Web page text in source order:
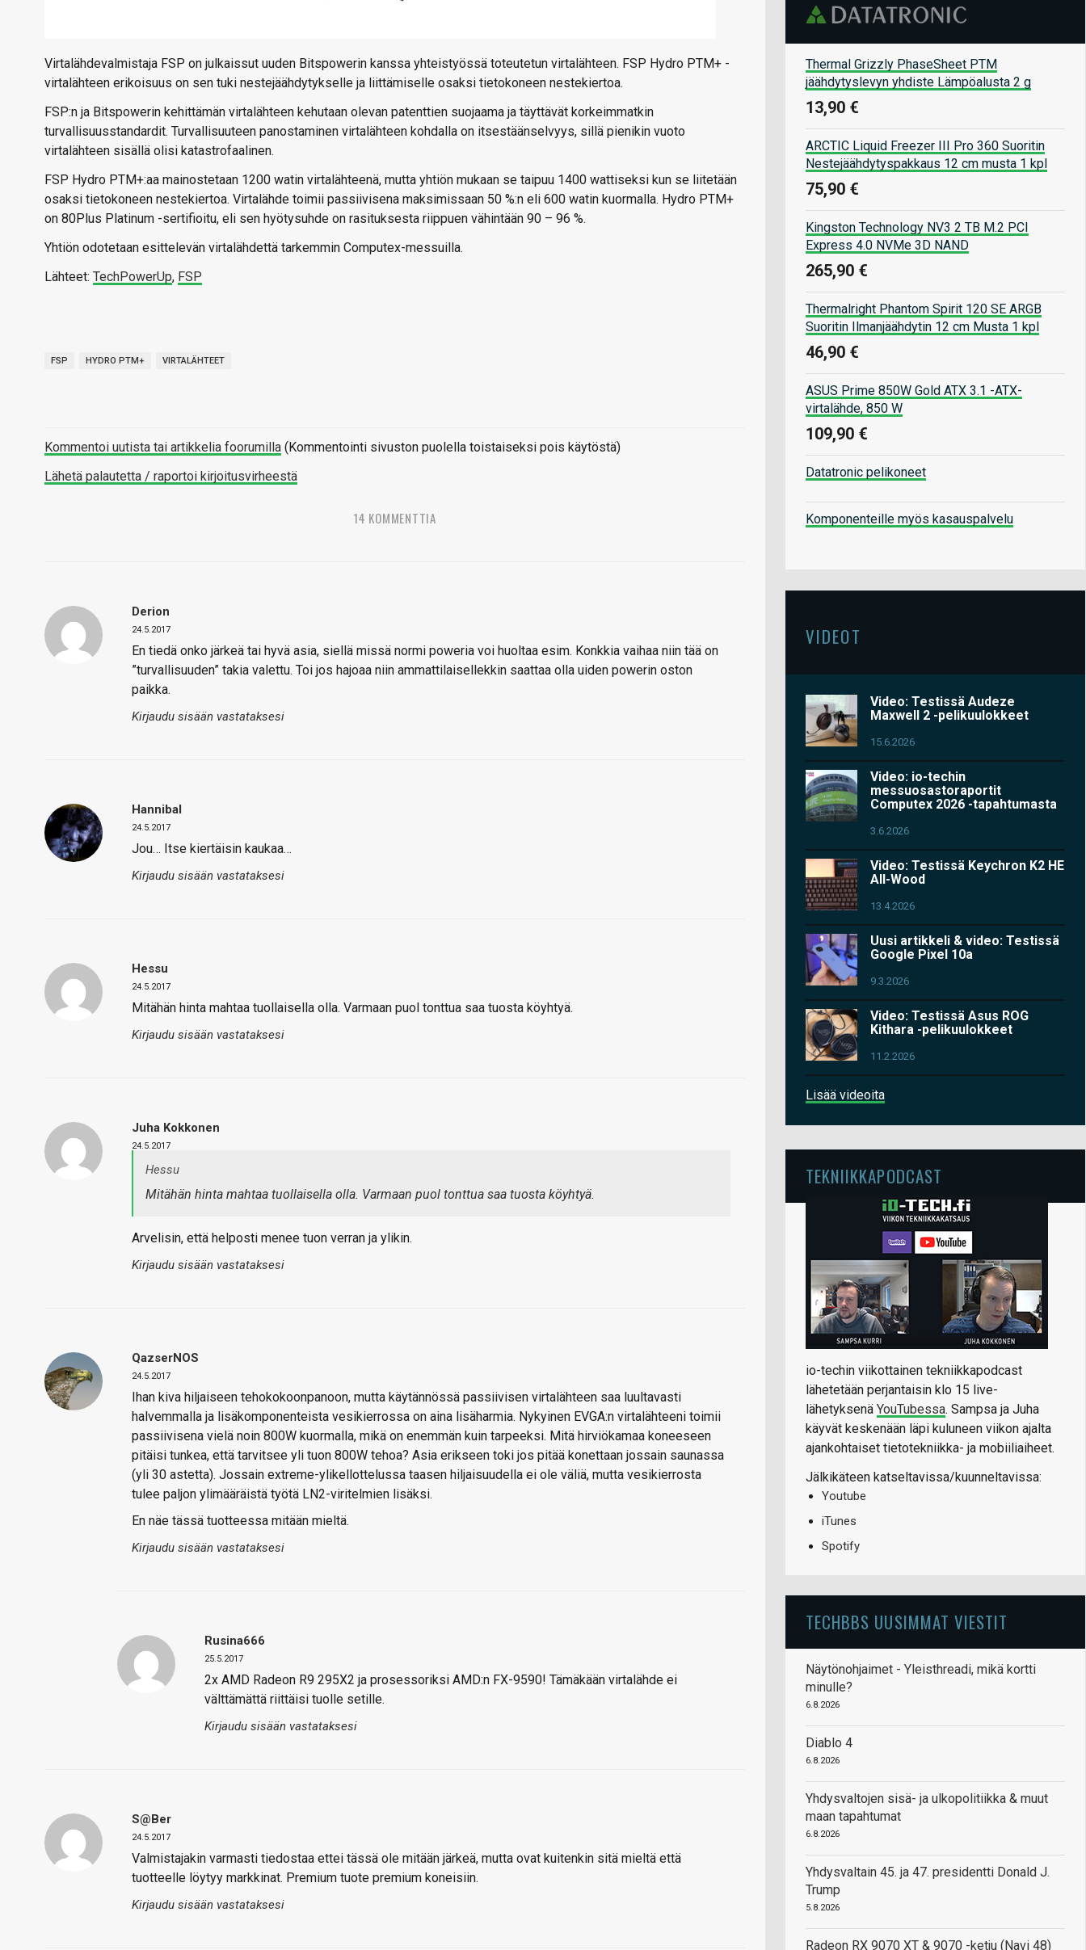
Virtalähdevalmistaja FSP on julkaissut uuden Bitspowerin kanssa yhteistyössä toteutetun virtalähteen. FSP Hydro PTM+ -
virtalähteen erikoisuus on sen tuki nestejäähdytykselle ja liittämiselle osaksi tietokoneen nestekiertoa.
FSP:n ja Bitspowerin kehittämän virtalähteen kehutaan olevan patenttien suojaama ja täyttävät korkeimmatkin
turvallisuusstandardit. Turvallisuuteen panostaminen virtalähteen kohdalla on itsestäänselvyys, sillä pienikin vuoto
virtalähteen sisällä olisi katastrofaalinen.
FSP Hydro PTM+:aa mainostetaan 1200 watin virtalähteenä, mutta yhtiön mukaan se taipuu 1400 wattiseksi kun se liitetään
osaksi tietokoneen nestekiertoa. Virtalähde toimii passiivisena maksimissaan 50 %:n eli 600 watin kuormalla. Hydro PTM+
on 80Plus Platinum -sertifioitu, eli sen hyötysuhde on rasituksesta riippuen vähintään 90 – 96 %.
Yhtiön odotetaan esittelevän virtalähdettä tarkemmin Computex-messuilla.
Lähteet: TechPowerUp, FSP
FSP HYDRO PTM+ VIRTALÄHTEET
Kommentoi uutista tai artikkelia foorumilla (Kommentointi sivuston puolella toistaiseksi pois käytöstä)
Lähetä palautetta / raportoi kirjoitusvirheestä
14 KOMMENTTIA
Derion
24.5.2017
En tiedä onko järkeä tai hyvä asia, siellä missä normi poweria voi huoltaa esim. Konkkia vaihaa niin tää on
”turvallisuuden” takia valettu. Toi jos hajoaa niin ammattilaisellekkin saattaa olla uiden powerin oston
paikka.
Kirjaudu sisään vastataksesi
Hannibal
24.5.2017
Jou… Itse kiertäisin kaukaa…
Kirjaudu sisään vastataksesi
Hessu
24.5.2017
Mitähän hinta mahtaa tuollaisella olla. Varmaan puol tonttua saa tuosta köyhtyä.
Kirjaudu sisään vastataksesi
Juha Kokkonen
24.5.2017
Hessu
Mitähän hinta mahtaa tuollaisella olla. Varmaan puol tonttua saa tuosta köyhtyä.
Arvelisin, että helposti menee tuon verran ja ylikin.
Kirjaudu sisään vastataksesi
QazserNOS
24.5.2017
Ihan kiva hiljaiseen tehokokoonpanoon, mutta käytännössä passiivisen virtalähteen saa luultavasti
halvemmalla ja lisäkomponenteista vesikierrossa on aina lisäharmia. Nykyinen EVGA:n virtalähteeni toimii
passiivisena vielä noin 800W kuormalla, mikä on enemmän kuin tarpeeksi. Mitä hirviökamaa koneeseen
pitäisi tunkea, että tarvitsee yli tuon 800W tehoa? Asia erikseen toki jos pitää konettaan jossain saunassa
(yli 30 astetta). Jossain extreme-ylikellottelussa taasen hiljaisuudella ei ole väliä, mutta vesikierrosta
tulee paljon ylimääräistä työtä LN2-viritelmien lisäksi.
En näe tässä tuotteessa mitään mieltä.
Kirjaudu sisään vastataksesi
Rusina666
25.5.2017
2x AMD Radeon R9 295X2 ja prosessoriksi AMD:n FX-9590! Tämäkään virtalähde ei
välttämättä riittäisi tuolle setille.
Kirjaudu sisään vastataksesi
S@ber
24.5.2017
Valmistajakin varmasti tiedostaa ettei tässä ole mitään järkeä, mutta ovat kuitenkin sitä mieltä että
tuotteelle löytyy markkinat. Premium tuote premium koneisiin.
Kirjaudu sisään vastataksesi
Thermal Grizzly PhaseSheet PTM
jäähdytyslevyn yhdiste Lämpöalusta 2 g
13,90 €
ARCTIC Liquid Freezer III Pro 360 Suoritin
Nestejäähdytyspakkaus 12 cm musta 1 kpl
75,90 €
Kingston Technology NV3 2 TB M.2 PCI
Express 4.0 NVMe 3D NAND
265,90 €
Thermalright Phantom Spirit 120 SE ARGB
Suoritin Ilmanjäähdytin 12 cm Musta 1 kpl
46,90 €
ASUS Prime 850W Gold ATX 3.1 -ATX-
virtalähde, 850 W
109,90 €
Datatronic pelikoneet
Komponenteille myös kasauspalvelu
VIDEOT
Video: Testissä Audeze
Maxwell 2 -pelikuulokkeet
15.6.2026
Video: io-techin
messuosastoraportit
Computex 2026 -tapahtumasta
3.6.2026
Video: Testissä Keychron K2 HE
All-Wood
13.4.2026
Uusi artikkeli & video: Testissä
Google Pixel 10a
9.3.2026
Video: Testissä Asus ROG
Kithara -pelikuulokkeet
11.2.2026
Lisää videoita
TEKNIIKKAPODCAST
io-techin viikottainen tekniikkapodcast
lähetetään perjantaisin klo 15 live-
lähetyksenä YouTubessa. Sampsa ja Juha
käyvät keskenään läpi kuluneen viikon ajalta
ajankohtaiset tietotekniikka- ja mobiiliaiheet.
Jälkikäteen katseltavissa/kuunneltavissa:
Youtube
iTunes
Spotify
TECHBBS UUSIMMAT VIESTIT
Näytönohjaimet - Yleisthreadi, mikä kortti
minulle?
6.8.2026
Diablo 4
6.8.2026
Yhdysvaltojen sisä- ja ulkopolitiikka & muut
maan tapahtumat
6.8.2026
Yhdysvaltain 45. ja 47. presidentti Donald J.
Trump
5.8.2026
Radeon RX 9070 XT & 9070 -ketju (Navi 48)